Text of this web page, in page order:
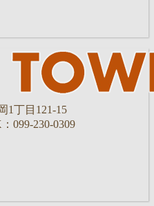
1丁目121-15
099-230-0309